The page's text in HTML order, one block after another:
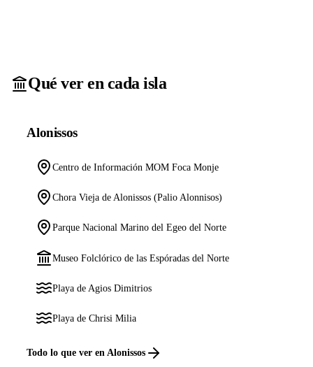
Qué ver en cada isla
Alonissos
Centro de Información MOM Foca Monje
Chora Vieja de Alonissos (Palio Alonnisos)
Parque Nacional Marino del Egeo del Norte
Museo Folclórico de las Espóradas del Norte
Playa de Agios Dimitrios
Playa de Chrisi Milia
Todo lo que ver en Alonissos